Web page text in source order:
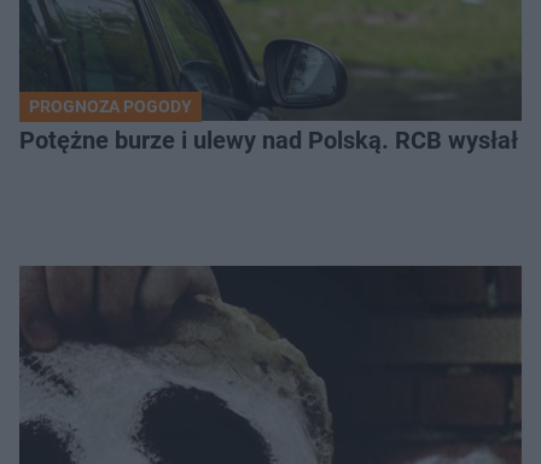
PROGNOZA POGODY
Potężne burze i ulewy nad Polską. RCB